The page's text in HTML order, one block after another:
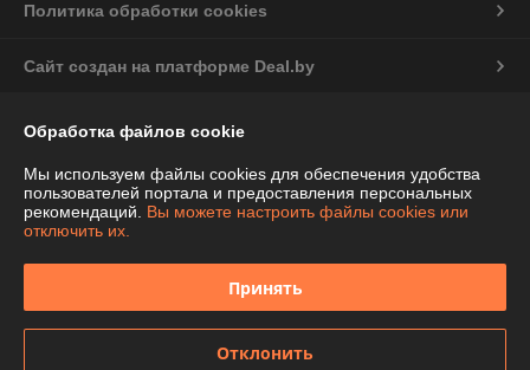
Политика обработки cookies
Сайт создан на платформе Deal.by
Информация для покупателя
Индивидуальный предприниматель:ИП Чепелева Алла Ивановна
Беларусь, Минская обл., Фаниполь, ул.Комсомольская, 46-71
Регистрационный номер ЕГР: 691424776
УНП: 691424776
Регистрационный орган: Дзержинский райисполком Минской области
Дата регистрации компании: 12.02.2013
Обработка файлов cookie
Мы используем файлы cookies для обеспечения удобства
пользователей портала и предоставления персональных
рекомендаций. Вы можете настроить файлы cookies или
отключить их.
Принять
Отклонить